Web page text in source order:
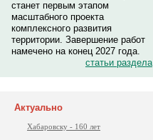
станет первым этапом
масштабного проекта
комплексного развития
территории. Завершение работ
намечено на конец 2027 года.
статьи раздела
Актуально
Хабаровску - 160 лет